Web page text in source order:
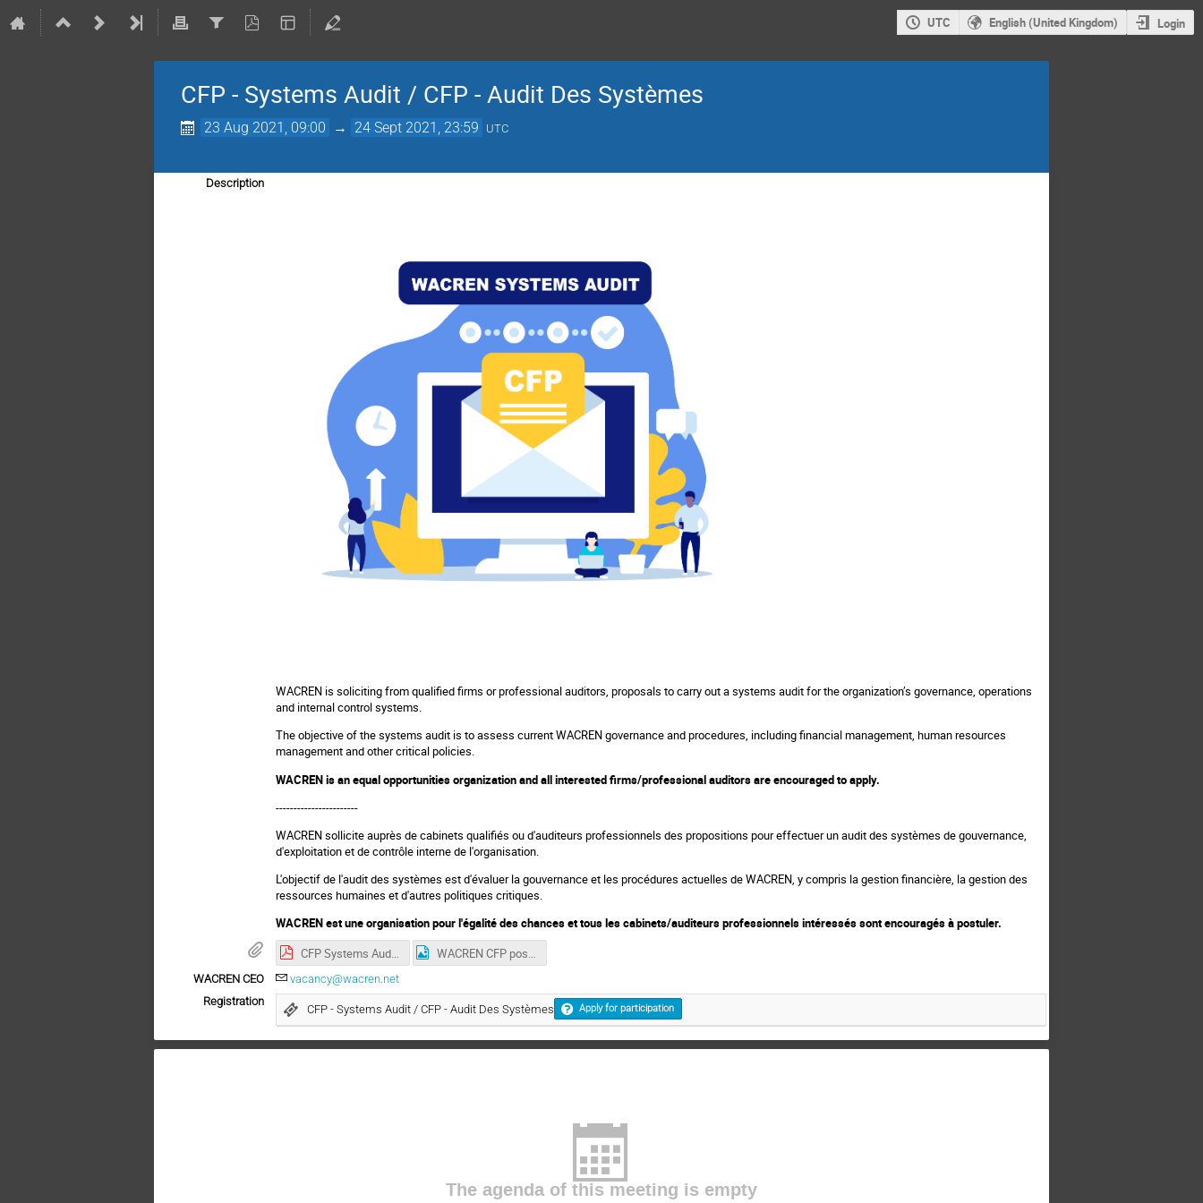
UTC English (United Kingdom) Login
CFP - Systems Audit / CFP - Audit Des Systèmes
23 Aug 2021, 09:00 → 24 Sept 2021, 23:59 UTC
Description
WACREN is soliciting from qualified firms or professional auditors, proposals to carry out a systems audit for the organization’s governance, operations
and internal control systems.
The objective of the systems audit is to assess current WACREN governance and procedures, including financial management, human resources
management and other critical policies.
WACREN is an equal opportunities organization and all interested firms/professional auditors are encouraged to apply.
-----------------------
WACREN sollicite auprès de cabinets qualifiés ou d'auditeurs professionnels des propositions pour effectuer un audit des systèmes de gouvernance,
d'exploitation et de contrôle interne de l'organisation.
L'objectif de l'audit des systèmes est d'évaluer la gouvernance et les procédures actuelles de WACREN, y compris la gestion financière, la gestion des
ressources humaines et d'autres politiques critiques.
WACREN est une organisation pour l'égalité des chances et tous les cabinets/auditeurs professionnels intéressés sont encouragés à postuler.
CFP Systems Audit - Advert _August 2021.pdf
WACREN CFP poster-01.png
WACREN CEO
vacancy@wacren.net
Registration
CFP - Systems Audit / CFP - Audit Des Systèmes Apply for participation
The agenda of this meeting is empty